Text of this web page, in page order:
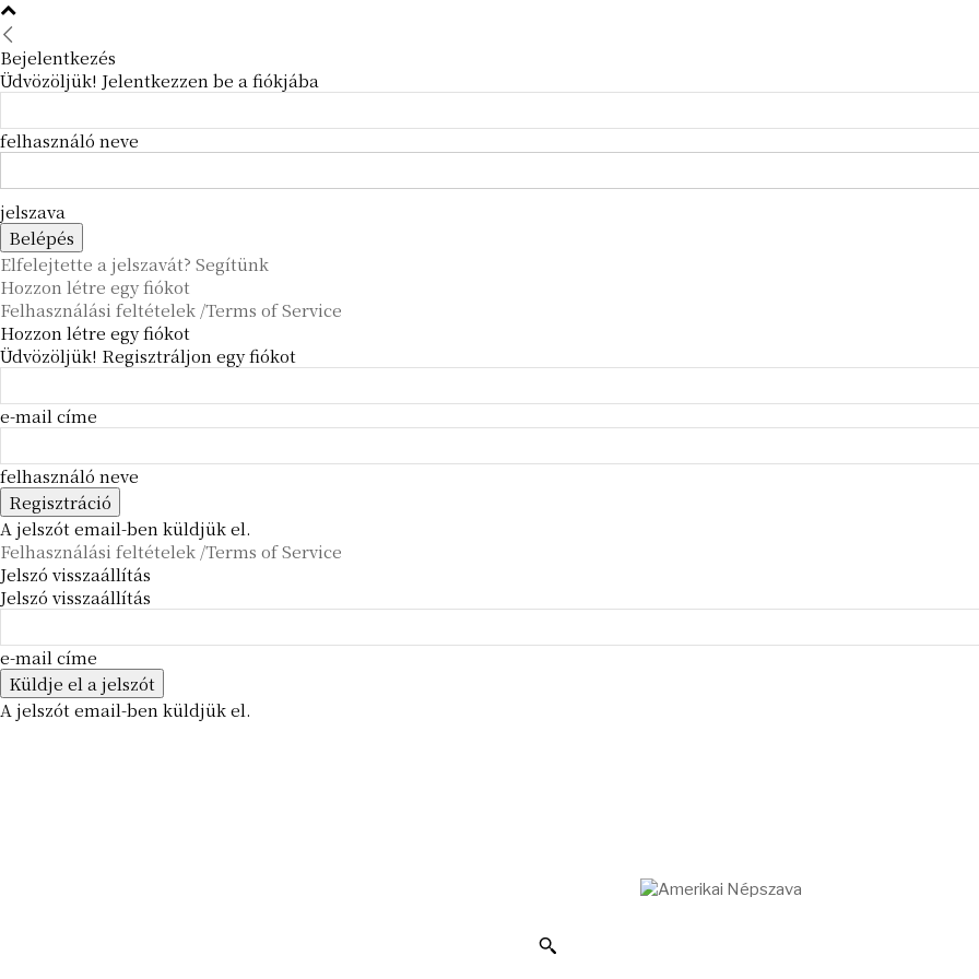
Bejelentkezés
Üdvözöljük! Jelentkezzen be a fiókjába
felhasználó neve
jelszava
Elfelejtette a jelszavát? Segítünk
Hozzon létre egy fiókot
Felhasználási feltételek /Terms of Service
Hozzon létre egy fiókot
Üdvözöljük! Regisztráljon egy fiókot
e-mail címe
felhasználó neve
A jelszót email-ben küldjük el.
Felhasználási feltételek /Terms of Service
Jelszó visszaállítás
Jelszó visszaállítás
e-mail címe
A jelszót email-ben küldjük el.